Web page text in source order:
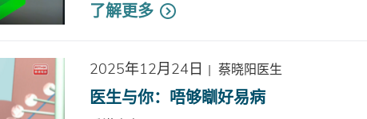
了解更多
2025年12月24日 | 蔡晓阳医生
医生与你：唔够瞓好易病